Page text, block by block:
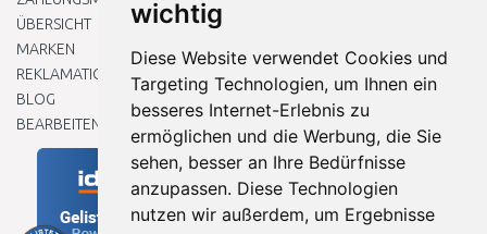
wichtig
Diese Website verwendet Cookies und
Targeting Technologien, um Ihnen ein
besseres Internet-Erlebnis zu
ermöglichen und die Werbung, die Sie
sehen, besser an Ihre Bedürfnisse
anzupassen. Diese Technologien
nutzen wir außerdem, um Ergebnisse
ÜBERSICHT
MARKEN
REKLAMATIONEN UND RETOUREN
BLOG
BEARBEITEN SIE MEINE COOKIE-EINSTELLUNGEN